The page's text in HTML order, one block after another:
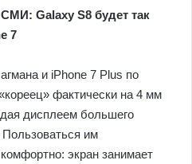
Galaxy S8 будет так
7
и iPhone 7 Plus по
фактически на 4 мм
дисплеем большего
Пользоваться им
экран занимает